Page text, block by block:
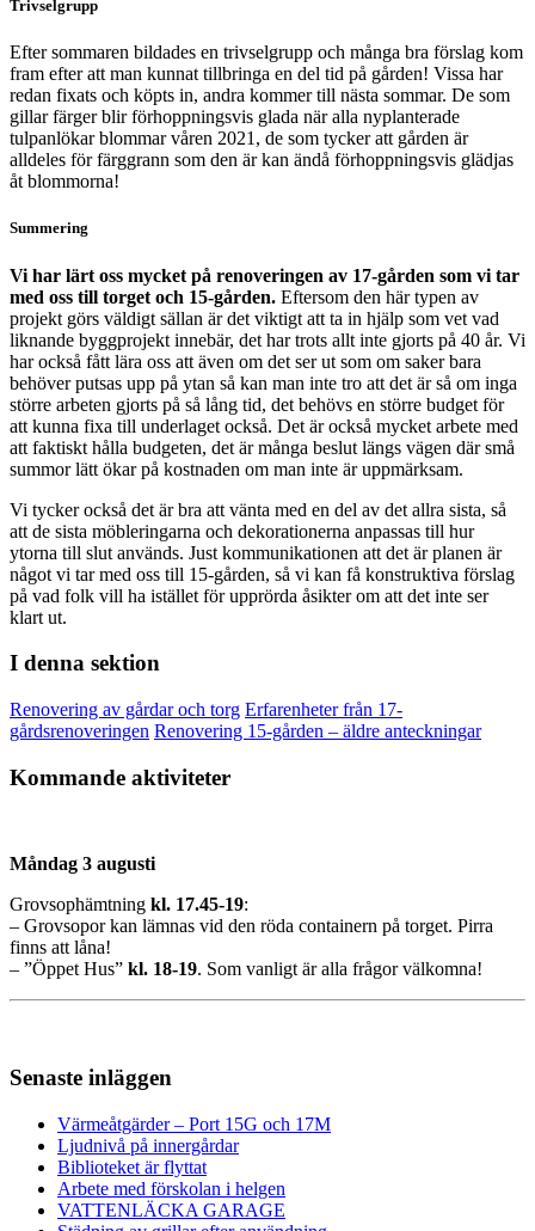
Trivselgrupp
Efter sommaren bildades en trivselgrupp och många bra förslag kom
fram efter att man kunnat tillbringa en del tid på gården! Vissa har
redan fixats och köpts in, andra kommer till nästa sommar. De som
gillar färger blir förhoppningsvis glada när alla nyplanterade
tulpanlökar blommar våren 2021, de som tycker att gården är
alldeles för färggrann som den är kan ändå förhoppningsvis glädjas
åt blommorna!
Summering
Vi har lärt oss mycket på renoveringen av 17-gården som vi tar
med oss till torget och 15-gården. Eftersom den här typen av
projekt görs väldigt sällan är det viktigt att ta in hjälp som vet vad
liknande byggprojekt innebär, det har trots allt inte gjorts på 40 år. Vi
har också fått lära oss att även om det ser ut som om saker bara
behöver putsas upp på ytan så kan man inte tro att det är så om inga
större arbeten gjorts på så lång tid, det behövs en större budget för
att kunna fixa till underlaget också. Det är också mycket arbete med
att faktiskt hålla budgeten, det är många beslut längs vägen där små
summor lätt ökar på kostnaden om man inte är uppmärksam.
Vi tycker också det är bra att vänta med en del av det allra sista, så
att de sista möbleringarna och dekorationerna anpassas till hur
ytorna till slut används. Just kommunikationen att det är planen är
något vi tar med oss till 15-gården, så vi kan få konstruktiva förslag
på vad folk vill ha istället för upprörda åsikter om att det inte ser
klart ut.
I denna sektion
Renovering av gårdar och torg Erfarenheter från 17-
gårdsrenoveringen Renovering 15-gården – äldre anteckningar
Kommande aktiviteter
Måndag 3 augusti
Grovsophämtning kl. 17.45-19:
– Grovsopor kan lämnas vid den röda containern på torget. Pirra
finns att låna!
– ”Öppet Hus” kl. 18-19. Som vanligt är alla frågor välkomna!
Senaste inläggen
Värmeåtgärder – Port 15G och 17M
Ljudnivå på innergårdar
Biblioteket är flyttat
Arbete med förskolan i helgen
VATTENLÄCKA GARAGE